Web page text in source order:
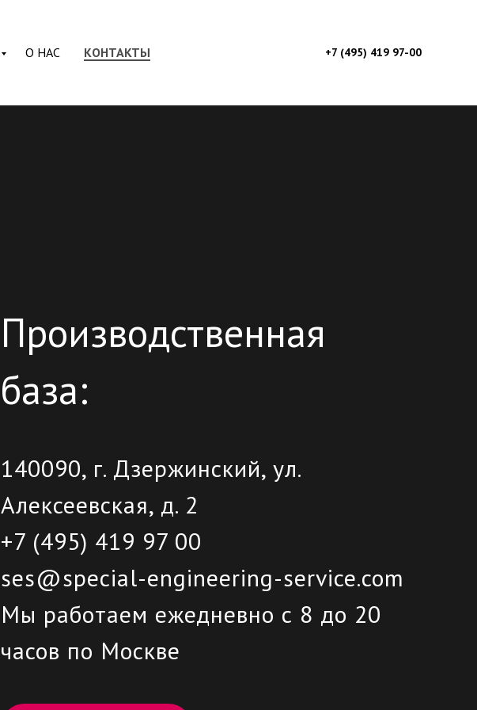
О НАС КОНТАКТЫ +7 (495) 419 97-00
Производственная
база:
140090, г. Дзержинский, ул.
Алексеевская, д. 2
+7 (495) 419 97 00
ses@special-engineering-service.com
Мы работаем ежедневно с 8 до 20
часов по Москве